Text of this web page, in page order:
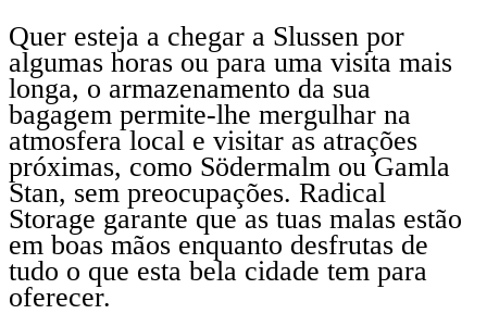
Quer esteja a chegar a Slussen por
algumas horas ou para uma visita mais
longa, o armazenamento da sua
bagagem permite-lhe mergulhar na
atmosfera local e visitar as atrações
próximas, como Södermalm ou Gamla
Stan, sem preocupações. Radical
Storage garante que as tuas malas estão
em boas mãos enquanto desfrutas de
tudo o que esta bela cidade tem para
oferecer.